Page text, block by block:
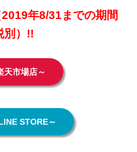
年8/31までの期間
別）!!
天市場店～
STORE～